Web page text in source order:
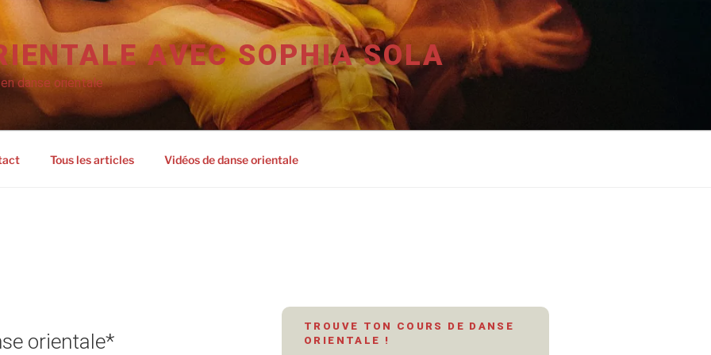
AVEC SOPHIA SOLA
danse orientale
Tous les articles Vidéos de danse orientale
orientale*
TROUVE TON COURS DE DANSE
ORIENTALE !